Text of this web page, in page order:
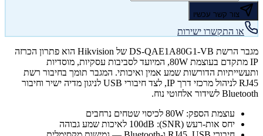
צור קשר עכשיו
או התקשרו ישירות
מגבר הרשת DS-QAE1A80G1-VB של Hikvision הוא פתרון הכרזה
IP מתקדם בעוצמת 80W, המיועד לסביבות עסקיות, מוסדיות
ותעשייתיות הדורשות שמע אמין ואיכותי. המגבר תומך בחיבור רשת
RJ45 לניהול מרכזי דרך IP, לצד חיבורי USB לניגון מדיה ישיר וחיבור
Bluetooth לשידור אלחוטי נוח.
עוצמת הספק: 80W לכיסוי שטחים נרחבים
יחס אות-רעש (SNR): 100dB לאיכות שמע גבוהה